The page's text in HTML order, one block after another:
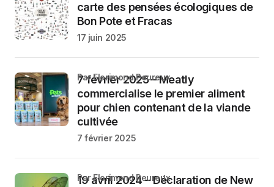
carte des pensées écologiques de
Bon Pote et Fracas
17 juin 2025
7 février 2025 – Meatly
commercialise le premier aliment
pour chien contenant de la viande
cultivée
par Florimond Peureux
7 février 2025
19 avril 2024 – Déclaration de New
par Florimond Peureux